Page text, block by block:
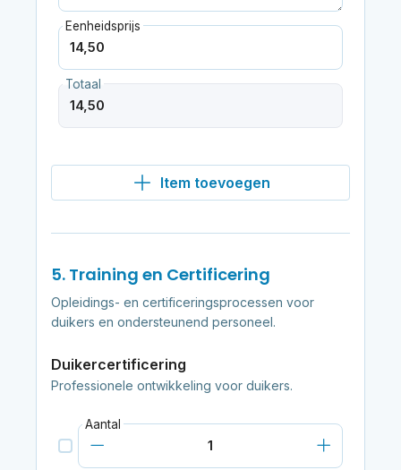
Eenheidsprijs
Totaal
Item toevoegen
5. Training en Certificering
Opleidings- en certificeringsprocessen voor
duikers en ondersteunend personeel.
Duikercertificering
Professionele ontwikkeling voor duikers.
Aantal